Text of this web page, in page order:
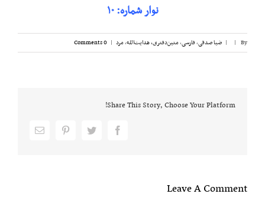
نوار شماره: ۱۰
By
|
| ضیا صدقی,فارسی,متین‌دفتری، هدایت‌الله,مرد |
0 Comments
Share This Story, Choose Your Platform!
facebook
twitter
pinterest
Email
Leave A Comment